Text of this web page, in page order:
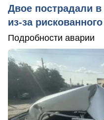
Двое пострадали
из-за
Подробности аварии